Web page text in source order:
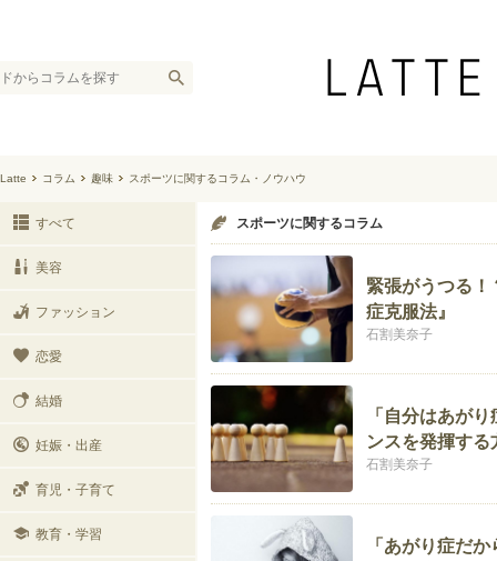
Latte コラム 趣味 スポーツに関するコラム・ノウハウ
すべて
美容
ファッション
恋愛
結婚
妊娠・出産
育児・子育て
教育・学習
スポーツに関するコラム
緊張がうつる！
症克服法』
石割美奈子
「自分はあが
ンスを発揮する
石割美奈子
「あがり症だ